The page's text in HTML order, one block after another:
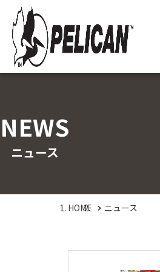
NEWS
ニュース
HOME ニュース